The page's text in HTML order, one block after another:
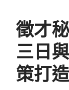
徵才
三日
策打